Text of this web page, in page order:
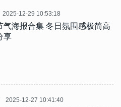
2025-12-29 10:53:18
气海报合集 冬日氛围感极简高
享
2025-12-27 10:41:40